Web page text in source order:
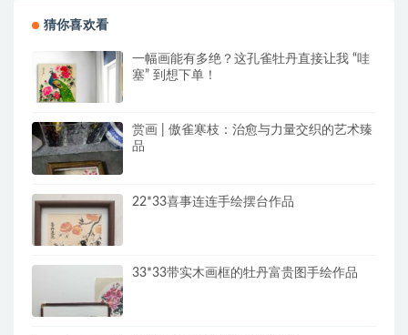
猜你喜欢看
一幅画能有多绝？这孔雀牡丹直接让我 “哇
塞” 到想下单！
赏画 | 傲雀寒枝：治愈与力量交织的艺术臻
品
22*33喜事连连手绘摆台作品
33*33带实木画框的牡丹富贵图手绘作品